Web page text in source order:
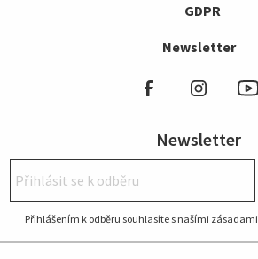
GDPR
Newsletter
Newsletter
Přihlášením k odběru souhlasíte s našími zásadami